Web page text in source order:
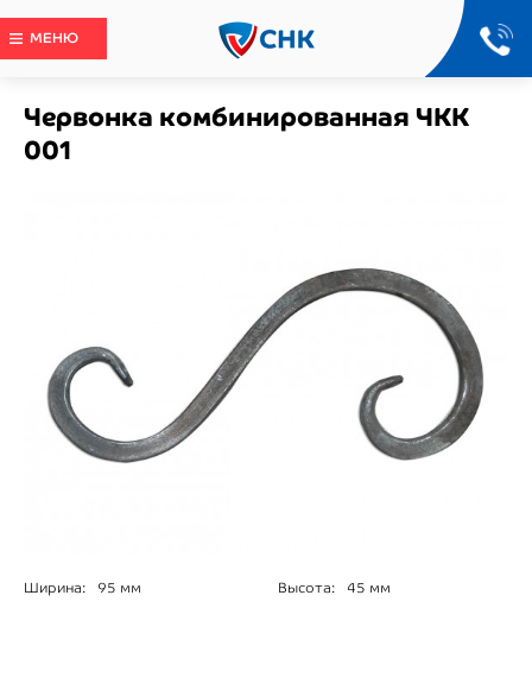
МЕНЮ
Червонка комбинированная ЧКК
001
Ширина: 95 мм Высота: 45 мм